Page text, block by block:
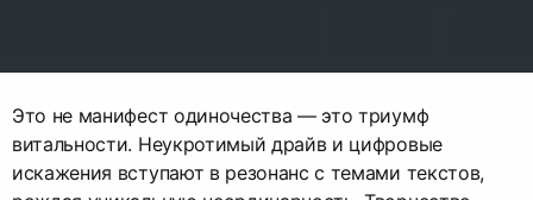
Это не манифест одиночества — это триумф
витальности. Неукротимый драйв и цифровые
искажения вступают в резонанс с темами текстов,